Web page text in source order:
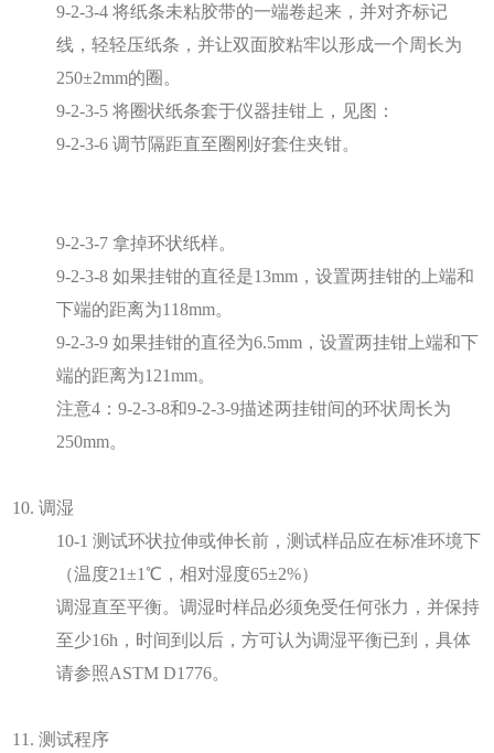
9-2-3-4 将纸条未粘胶带的一端卷起来，并对齐标记
线，轻轻压纸条，并让双面胶粘牢以形成一个周长为
250±2mm的圈。
9-2-3-5 将圈状纸条套于仪器挂钳上，见图：
9-2-3-6 调节隔距直至圈刚好套住夹钳。
9-2-3-7 拿掉环状纸样。
9-2-3-8 如果挂钳的直径是13mm，设置两挂钳的上端和
下端的距离为118mm。
9-2-3-9 如果挂钳的直径为6.5mm，设置两挂钳上端和下
端的距离为121mm。
注意4：9-2-3-8和9-2-3-9描述两挂钳间的环状周长为
250mm。
10. 调湿
10-1 测试环状拉伸或伸长前，测试样品应在标准环境下
（温度21±1℃，相对湿度65±2%）
调湿直至平衡。调湿时样品必须免受任何张力，并保持
至少16h，时间到以后，方可认为调湿平衡已到，具体
请参照ASTM D1776。
11. 测试程序